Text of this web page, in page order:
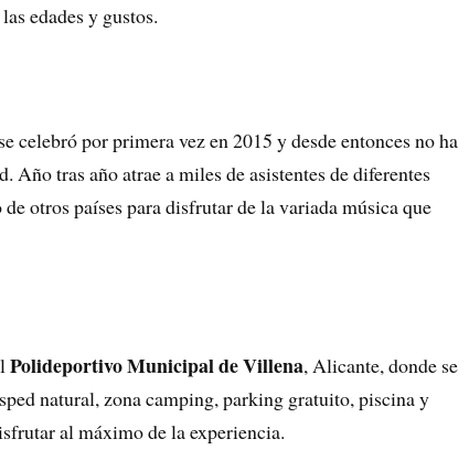
edades y gustos.
se celebró por primera vez en 2015 y desde entonces no ha
Año tras año atrae a miles de asistentes de diferentes
otros países para disfrutar de la variada música que
Polideportivo Municipal de Villena, Alicante, donde se
natural, zona camping, parking gratuito, piscina y
al máximo de la experiencia.